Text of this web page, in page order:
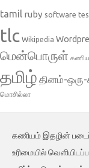
tamil ruby software
tlc Wikipedia
மென்பொருள்
தமிழ் தினம்-
மொசில்லா
கணியம் இதழின்
உரிமையில்